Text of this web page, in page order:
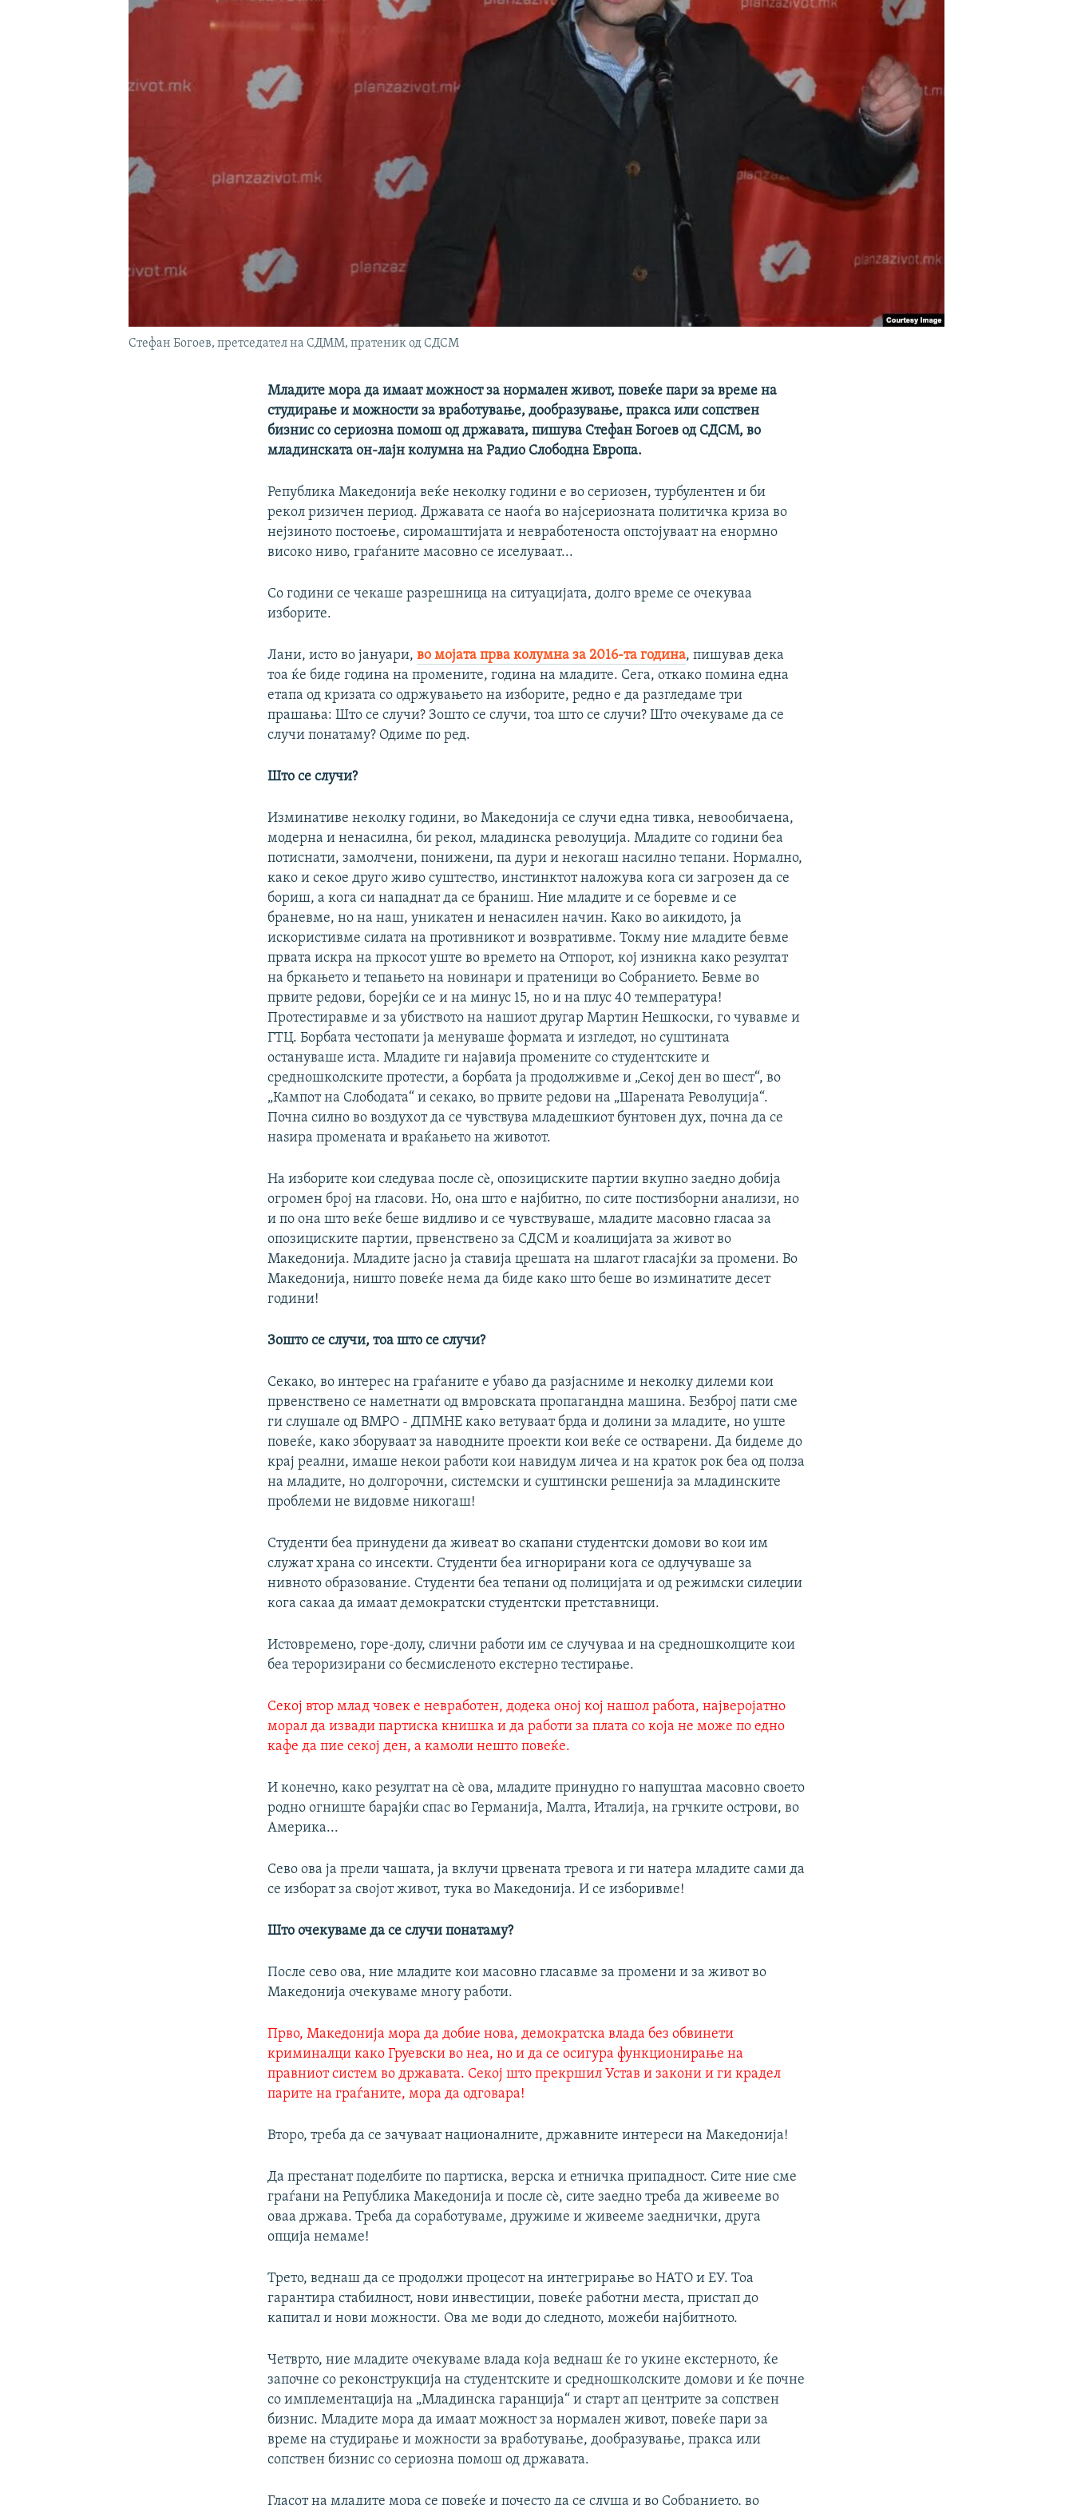
Стефан Богоев, претседател на СДММ, пратеник од СДСМ
Младите мора да имаат можност за нормален живот, повеќе пари за време на
студирање и можности за вработување, дообразување, пракса или сопствен
бизнис со сериозна помош од државата, пишува Стефан Богоев од СДСМ, во
младинската он-лајн колумна на Радио Слободна Европа.
Република Македонија веќе неколку години е во сериозен, турбулентен и би
рекол ризичен период. Државата се наоѓа во најсериозната политичка криза во
нејзиното постоење, сиромаштијата и невработеноста опстојуваат на енормно
високо ниво, граѓаните масовно се иселуваат...
Со години се чекаше разрешница на ситуацијата, долго време се очекуваа
изборите.
Лани, исто во јануари,во мојата прва колумна за 2016-та година, пишував дека
тоа ќе биде година на промените, година на младите. Сега, откако помина една
етапа од кризата со одржувањето на изборите, редно е да разгледаме три
прашања: Што се случи? Зошто се случи, тоа што се случи? Што очекуваме да се
случи понатаму? Одиме по ред.
Што се случи?
Изминативе неколку години, во Македонија се случи една тивка, невообичаена,
модерна и ненасилна, би рекол, младинска револуција. Младите со години беа
потиснати, замолчени, понижени, па дури и некогаш насилно тепани. Нормално,
како и секое друго живо суштество, инстинктот наложува кога си загрозен да се
бориш, а кога си нападнат да се браниш. Ние младите и се боревме и се
браневме, но на наш, уникатен и ненасилен начин. Како во аикидото, ја
искористивме силата на противникот и возвративме. Токму ние младите бевме
првата искра на пркосот уште во времето на Отпорот, кој изникна како резултат
на бркањето и тепањето на новинари и пратеници во Собранието. Бевме во
првите редови, борејќи се и на минус 15, но и на плус 40 температура!
Протестиравме и за убиството на нашиот другар Мартин Нешкоски, го чувавме и
ГТЦ. Борбата честопати ја менуваше формата и изгледот, но суштината
остануваше иста. Младите ги најавија промените со студентските и
средношколските протести, а борбата ја продолживме и „Секој ден во шест“, во
„Кампот на Слободата“ и секако, во првите редови на „Шарената Револуција“.
Почна силно во воздухот да се чувствува младешкиот бунтовен дух, почна да се
наѕира промената и враќањето на животот.
На изборите кои следуваа после сè, опозициските партии вкупно заедно добија
огромен број на гласови. Но, она што е најбитно, по сите постизборни анализи, но
и по она што веќе беше видливо и се чувствуваше, младите масовно гласаа за
опозициските партии, првенствено за СДСМ и коалицијата за живот во
Македонија. Младите јасно ја ставија црешата на шлагот гласајќи за промени. Во
Македонија, ништо повеќе нема да биде како што беше во изминатите десет
години!
Зошто се случи, тоа што се случи?
Секако, во интерес на граѓаните е убаво да разјасниме и неколку дилеми кои
првенствено се наметнати од вмровската пропагандна машина. Безброј пати сме
ги слушале од ВМРО - ДПМНЕ како ветуваат брда и долини за младите, но уште
повеќе, како зборуваат за наводните проекти кои веќе се остварени. Да бидеме до
крај реални, имаше некои работи кои навидум личеа и на краток рок беа од полза
на младите, но долгорочни, системски и суштински решенија за младинските
проблеми не видовме никогаш!
Студенти беа принудени да живеат во скапани студентски домови во кои им
служат храна со инсекти. Студенти беа игнорирани кога се одлучуваше за
нивното образование. Студенти беа тепани од полицијата и од режимски силеџии
кога сакаа да имаат демократски студентски претставници.
Истовремено, горе-долу, слични работи им се случуваа и на средношколците кои
беа тероризирани со бесмисленото екстерно тестирање.
Секој втор млад човек е невработен, додека оној кој нашол работа, најверојатно
морал да извади партиска книшка и да работи за плата со која не може по едно
кафе да пие секој ден, а камоли нешто повеќе.
И конечно, како резултат на сè ова, младите принудно го напуштаа масовно своето
родно огниште барајќи спас во Германија, Малта, Италија, на грчките острови, во
Америка...
Сево ова ја прели чашата, ја вклучи црвената тревога и ги натера младите сами да
се изборат за својот живот, тука во Македонија. И се изборивме!
Што очекуваме да се случи понатаму?
После сево ова, ние младите кои масовно гласавме за промени и за живот во
Македонија очекуваме многу работи.
Прво, Македонија мора да добие нова, демократска влада без обвинети
криминалци како Груевски во неа, но и да се осигура функционирање на
правниот систем во државата. Секој што прекршил Устав и закони и ги крадел
парите на граѓаните, мора да одговара!
Второ, треба да се зачуваат националните, државните интереси на Македонија!
Да престанат поделбите по партиска, верска и етничка припадност. Сите ние сме
граѓани на Република Македонија и после сè, сите заедно треба да живееме во
оваа држава. Треба да соработуваме, дружиме и живееме заеднички, друга
опција немаме!
Трето, веднаш да се продолжи процесот на интегрирање во НАТО и ЕУ. Тоа
гарантира стабилност, нови инвестиции, повеќе работни места, пристап до
капитал и нови можности. Ова ме води до следното, можеби најбитното.
Четврто, ние младите очекуваме влада која веднаш ќе го укине екстерното, ќе
започне со реконструкција на студентските и средношколските домови и ќе почне
со имплементација на „Младинска гаранција“ и старт ап центрите за сопствен
бизнис. Младите мора да имаат можност за нормален живот, повеќе пари за
време на студирање и можности за вработување, дообразување, пракса или
сопствен бизнис со сериозна помош од државата.
Гласот на младите мора се повеќе и почесто да се слуша и во Собранието, во